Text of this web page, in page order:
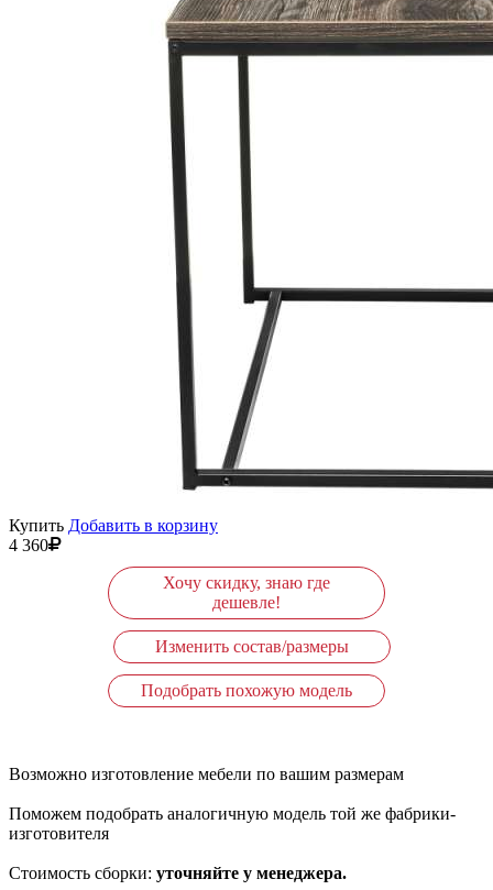
Купить Добавить в корзину
4 360
Хочу скидку, знаю где
дешевле!
Изменить состав/размеры
Подобрать похожую модель
Возможно изготовление мебели по вашим размерам
Поможем подобрать аналогичную модель той же фабрики-
изготовителя
Стоимость сборки: уточняйте у менеджера.